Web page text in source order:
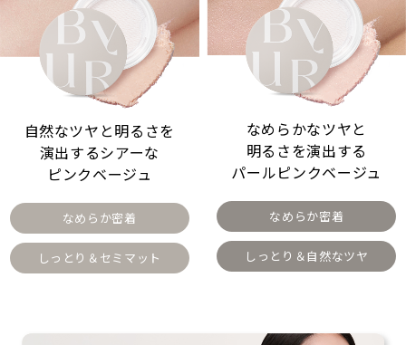
自然なツヤと明るさを
演出するシアーな
ピンクベージュ
なめらか密着
しっとり＆セミマット
なめらかなツヤと
明るさを演出する
パールピンクベージュ
なめらか密着
しっとり＆自然なツヤ